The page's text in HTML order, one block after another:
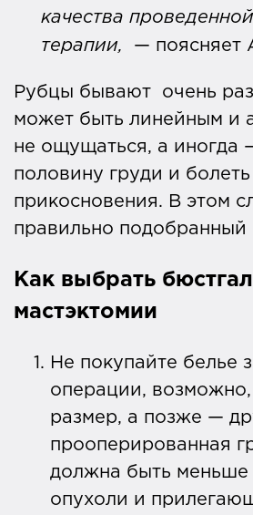
качества
терапии,
— поясняет
Рубцы бывают очень
может быть линейным и
не ощущаться, а иногда
половину груди и
прикосновения. В этом
правильно подобранный
Как выбрать
мастэктомии
Не покупайте белье
операции,
размер, а позже —
прооперированная
должна быть меньше
опухоли и